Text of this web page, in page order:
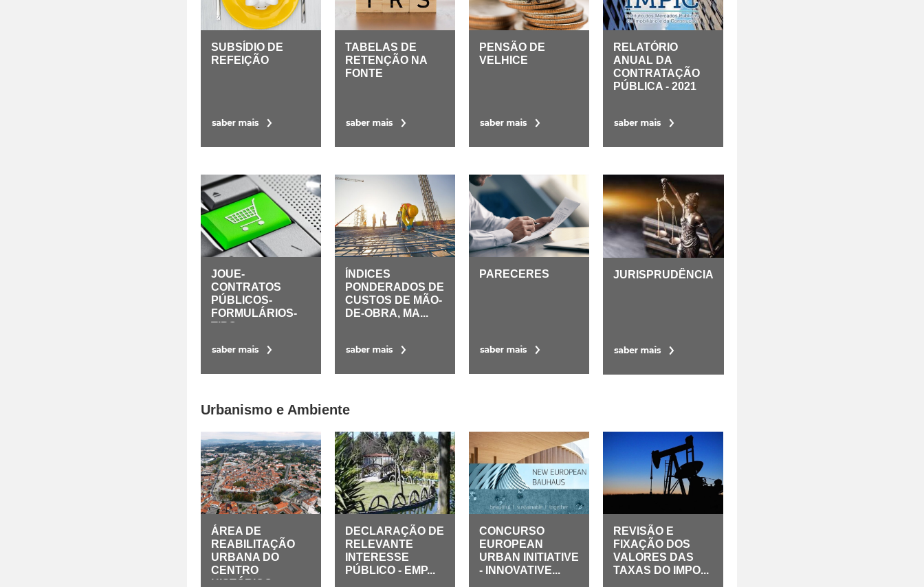
SUBSÍDIO DE
REFEIÇÃO
TABELAS DE
RETENÇÃO NA
FONTE
PENSÃO DE
VELHICE
RELATÓRIO
ANUAL DA
CONTRATAÇÃO
PÚBLICA - 2021
JOUE-
CONTRATOS
PÚBLICOS-
FORMULÁRIOS-
TIPO
ÍNDICES
PONDERADOS DE
CUSTOS DE MÃO-
DE-OBRA, MA...
PARECERES JURISPRUDÊNCIA
Urbanismo e Ambiente
ÁREA DE
REABILITAÇÃO
URBANA DO
CENTRO
HISTÓRICO...
DECLARAÇÃO DE
RELEVANTE
INTERESSE
PÚBLICO - EMP...
CONCURSO
EUROPEAN
URBAN INITIATIVE
- INNOVATIVE...
REVISÃO E
FIXAÇÃO DOS
VALORES DAS
TAXAS DO IMPO...